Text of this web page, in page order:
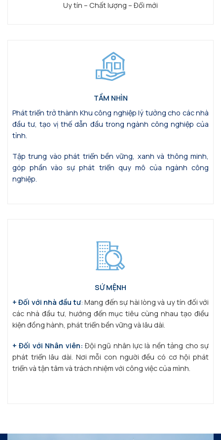
Uy tín – Chất lượng – Đổi mới
TẦM NHÌN
Phát triển trở thành Khu công nghiệp lý tưởng cho các nhà
đầu tư, tạo vị thế dẫn đầu trong ngành công nghiệp của
tỉnh.
Tập trung vào phát triển bền vững, xanh và thông minh,
góp phần vào sự phát triển quy mô của ngành công
nghiệp.
SỨ MỆNH
+ Đối với nhà đầu tư: Mang đến sự hài lòng và uy tín đối với
các nhà đầu tư, hướng đến mục tiêu cùng nhau tạo điều
kiện đồng hành, phát triển bền vững và lâu dài.
+ Đối với Nhân viên: Đội ngũ nhân lực là nền tảng cho sự
phát triển lâu dài. Nơi mỗi con người đều có cơ hội phát
triển và tận tâm và trách nhiệm với công việc của mình.